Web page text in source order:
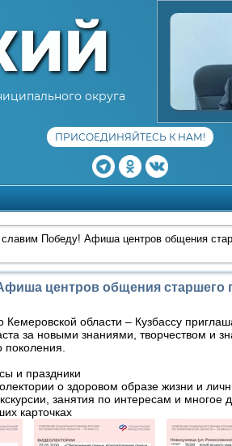
округа
ПРИСОЕДИНЯЙТЕСЬ К НАМ!
Победу! Афиша центров общения
центров общения старшего
области – Кузбассу
за новыми знаниями, творчеством и
и праздники
о здоровом образе жизни и
занятия по интересам и многое
карточках